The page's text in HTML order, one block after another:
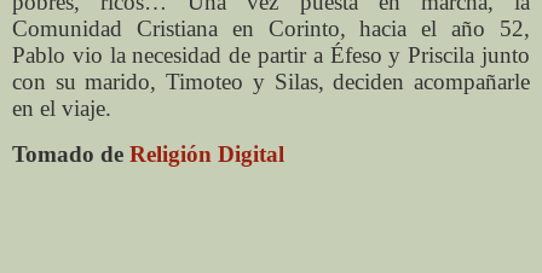
Comunidad Cristiana en Corinto, hacia el año 52,
Pablo vio la necesidad de partir a Éfeso y Priscila junto
con su marido, Timoteo y Silas, deciden acompañarle
en el viaje.
Tomado de Religión Digital